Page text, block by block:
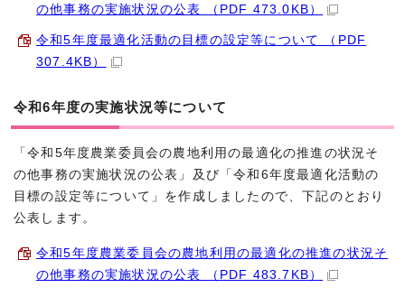
の他事務の実施状況の公表 （PDF 473.0KB）
令和5年度最適化活動の目標の設定等について （PDF
307.4KB）
令和6年度の実施状況等について
「令和5年度農業委員会の農地利用の最適化の推進の状況そ
の他事務の実施状況の公表」及び「令和6年度最適化活動の
目標の設定等について」を作成しましたので、下記のとおり
公表します。
令和5年度農業委員会の農地利用の最適化の推進の状況そ
の他事務の実施状況の公表 （PDF 483.7KB）